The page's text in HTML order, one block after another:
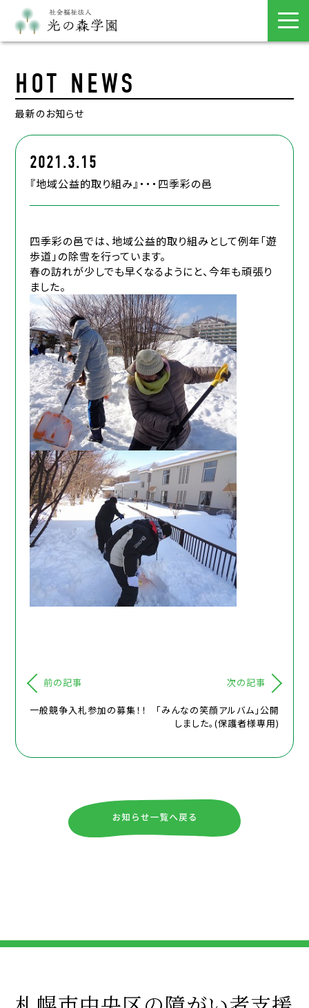
HOT NEWS
最新のお知らせ
2021.3.15
『地域公益的取り組み』・・・四季彩の邑
四季彩の邑では、地域公益的取り組みとして例年「遊
歩道」の除雪を行っています。
春の訪れが少しでも早くなるようにと、今年も頑張り
ました。
前の記事
一般競争入札参加の募集！！
次の記事
「みんなの笑顔アルバム」公開
しました。(保護者様専用)